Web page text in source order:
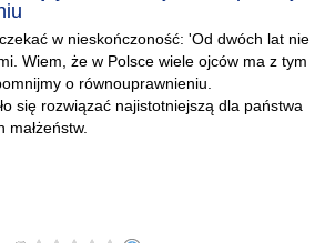
w nieskończoność: 'Od dwóch lat nie
Wiem, że w Polsce wiele ojców ma z tym
o równouprawnieniu.
się rozwiązać najistotniejszą dla państwa
małżeństw.